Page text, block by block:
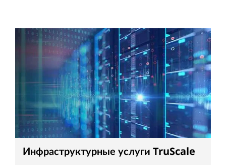
Инфраструктурные услуги TruScale